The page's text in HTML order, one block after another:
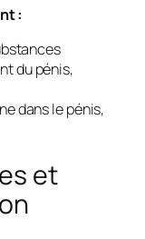
:
du pénis,
dans le pénis,
et